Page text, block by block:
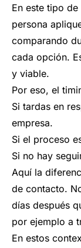
En este tipo
persona
comparando
cada opción.
y viable.
Por eso, el
Si tardas en
empresa.
Si el proceso
Si no hay
Aquí la
de contacto.
días después
por ejemplo a
En estos